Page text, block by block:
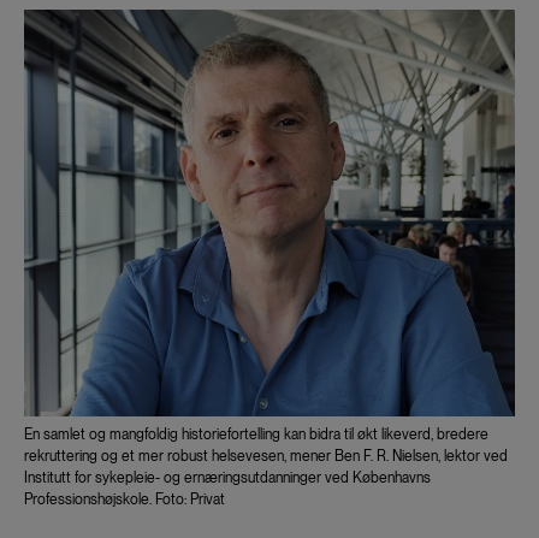
En samlet og mangfoldig historiefortelling kan bidra til økt likeverd, bredere
rekruttering og et mer robust helsevesen, mener Ben F. R. Nielsen, lektor ved
Institutt for sykepleie- og ernæringsutdanninger ved Københavns
Professionshøjskole. Foto: Privat